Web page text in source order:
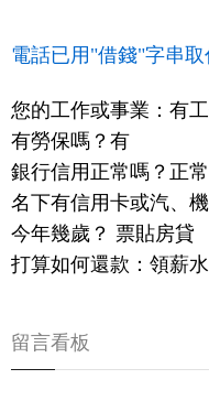
電話已用"借錢"字串
您的工作或事業：有
有勞保嗎？有
銀行信用正常嗎？正常
名下有信用卡或汽、
今年幾歲？ 票貼房貸
打算如何還款：領薪
留言看板